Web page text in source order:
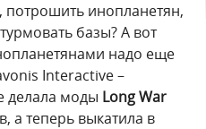
потрошить инопланетян,
базы? А вот
надо еще
Interactive –
делала моды Long War
а теперь выкатила в